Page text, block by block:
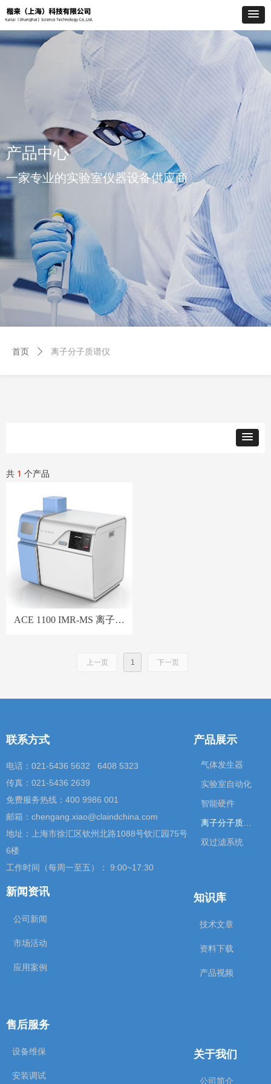
首页 ꄲ 离子分子质谱仪
共 1 个产品
ACE 1100 IMR-MS 离子分
上一页 1 下一页
产品中心
一家专业的实验室仪器设备供应商
联系方式
电话：021-5436 5632 6408 5323
传真：021-5436 2639
免费服务热线：400 9986 001
邮箱：chengang.xiao@claindchina.com
地址：上海市徐汇区钦州北路1088号钦汇园75号
6楼
工作时间（每周一至五）： 9:00~17:30
公司简介
关于我们
产品展示
气体发生器
实验室自动化
智能硬件
离子分子质谱仪
双过滤系统
新闻资讯
公司新闻
市场活动
应用案例
技术文章
资料下载
产品视频
知识库
售后服务
设备维保
安装调试